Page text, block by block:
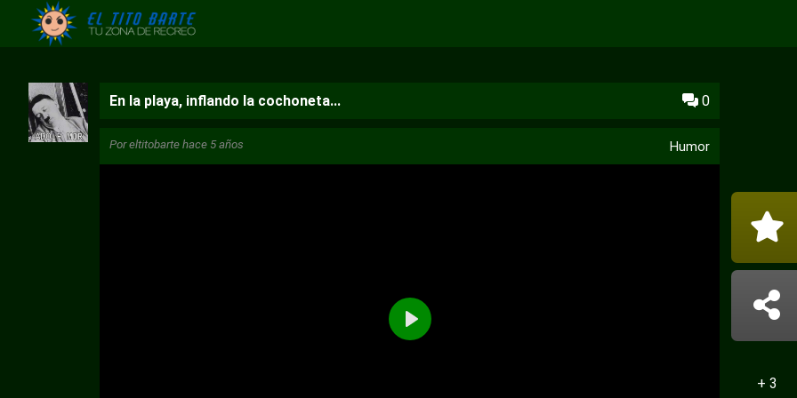
En la playa, inflando la cochoneta... 0
Poreltitobartehace 5 años Humor
Reproducir
+ 3